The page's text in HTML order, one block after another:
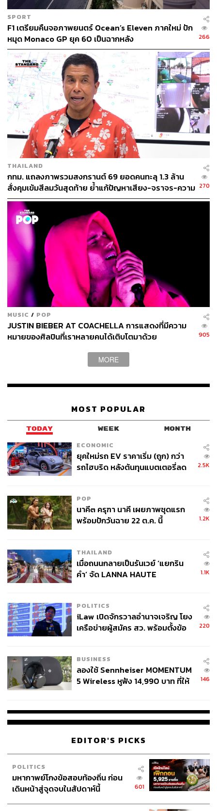
SPORT
F1 เตรียมคืนจอภาพยนตร์ Ocean’s Eleven ภาคใหม่ ปัก
หมุด Monaco GP ยุค 60 เป็นฉากหลัง
266
THAILAND
กทม. แถลงภาพรวมสงกรานต์ 69 ยอดคนทะลุ 1.3 ล้าน
สั่งคุมเข้มสีลมวันสุดท้าย ย้ำแก้ปัญหาเสียง-จราจร-ความ
ปลอดภัย
270
MUSIC / POP
JUSTIN BIEBER AT COACHELLA การแสดงที่มีความ
หมายของศิลปินที่เราหลายคนได้เติบโตมาด้วย
905
MORE
MOST POPULAR
TODAY WEEK MONTH
ECONOMIC
ยุคใหม่รถ EV ราคาเริ่ม (ถูก) กว่า
รถไฮบริด หลังต้นทุนแบตเตอรี่ลด
2.5K
POP
นาคี๓ ครุฑา นาคี เผยภาพชุดแรก
พร้อมปักวันฉาย 22 ต.ค. นี้
1.2K
THAILAND
เมื่อถนนกลายเป็นรันเวย์ ‘แยกริน
คำ’ จัด LANNA HAUTE
1.1K
POLITICS
iLaw เปิดจักรวาลอำนาจเจริญ โยง
เครือข่ายผู้สมัคร สว. พร้อมตั้งข้อ
220
BUSINESS
ลองใช้ Sennheiser MOMENTUM
5 Wireless หูฟัง 14,990 บาท ที่ให้
146
EDITOR'S PICKS
POLITICS
มหากาพย์โกงข้อสอบท้องถิ่น ก่อน
เดินหน้าสู่จุดจบในสัปดาห์นี้
601